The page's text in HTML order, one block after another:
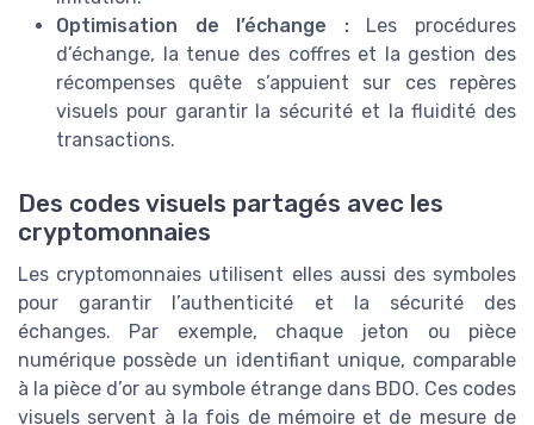
Optimisation de l’échange :Les procédures
d’échange, la tenue des coffres et la gestion des
récompenses quête s’appuient sur ces repères
visuels pour garantir la sécurité et la fluidité des
transactions.
Des codes visuels partagés avec les
cryptomonnaies
Les cryptomonnaies utilisent elles aussi des symboles
pour garantir l’authenticité et la sécurité des
échanges. Par exemple, chaque jeton ou pièce
numérique possède un identifiant unique, comparable
à la pièce d’or au symbole étrange dans BDO. Ces codes
visuels servent à la fois de mémoire et de mesure de